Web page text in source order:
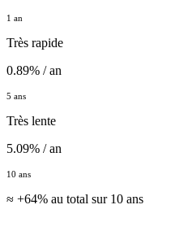
1 an
Très rapide
0.89% / an
5 ans
Très lente
5.09% / an
10 ans
≈ +64% au total sur 10 ans